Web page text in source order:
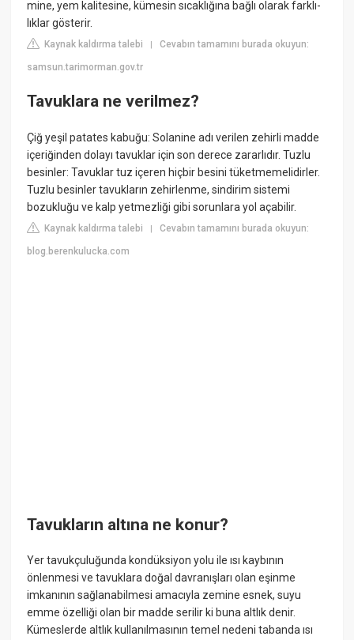
mine, yem kalitesine, kümesin sıcaklığına bağlı olarak farklı-
lıklar gösterir.
Kaynak kaldırma talebi |Cevabın tamamını burada okuyun:
samsun.tarimorman.gov.tr
Tavuklara ne verilmez?
Çiğ yeşil patates kabuğu: Solanine adı verilen zehirli madde
içeriğinden dolayı tavuklar için son derece zararlıdır. Tuzlu
besinler: Tavuklar tuz içeren hiçbir besini tüketmemelidirler.
Tuzlu besinler tavukların zehirlenme, sindirim sistemi
bozukluğu ve kalp yetmezliği gibi sorunlara yol açabilir.
Kaynak kaldırma talebi |Cevabın tamamını burada okuyun:
blog.berenkulucka.com
Tavukların altına ne konur?
Yer tavukçuluğunda kondüksiyon yolu ile ısı kaybının
önlenmesi ve tavuklara doğal davranışları olan eşinme
imkanının sağlanabilmesi amacıyla zemine esnek, suyu
emme özelliği olan bir madde serilir ki buna altlık denir.
Kümeslerde altlık kullanılmasının temel nedeni tabanda ısı